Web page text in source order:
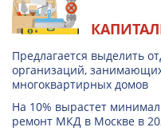
Предлагается выделить
организаций,
многоквартирных домов
На 10% вырастет
ремонт МКД в Москве в